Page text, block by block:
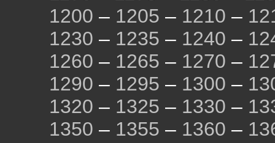
1200 – 1205 – 1210 –
1230 – 1235 – 1240 –
1260 – 1265 – 1270 –
1290 – 1295 – 1300 –
1320 – 1325 – 1330 –
1350 – 1355 – 1360 –